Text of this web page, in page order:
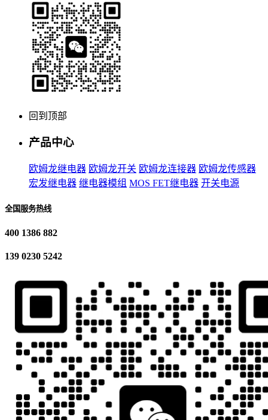
回到顶部
产品中心
欧姆龙继电器 欧姆龙开关 欧姆龙连接器 欧姆龙传感器
宏发继电器 继电器模组 MOS FET继电器 开关电源
全国服务热线
400 1386 882
139 0230 5242